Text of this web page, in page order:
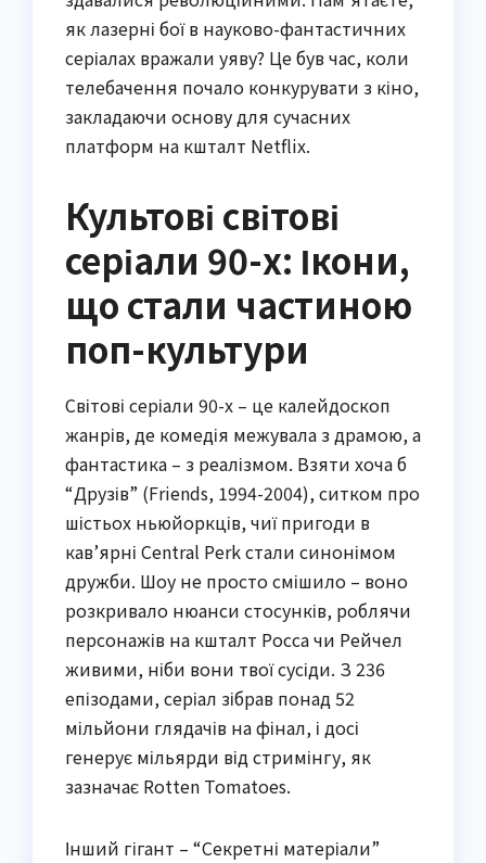
як лазерні бої в науково-фантастичних
серіалах вражали уяву? Це був час, коли
телебачення почало конкурувати з кіно,
закладаючи основу для сучасних
платформ на кшталт Netflix.
Культові світові
серіали 90-х: Ікони,
що стали частиною
поп-культури
Світові серіали 90-х – це калейдоскоп
жанрів, де комедія межувала з драмою, а
фантастика – з реалізмом. Взяти хоча б
“Друзів” (Friends, 1994-2004), ситком про
шістьох ньюйоркців, чиї пригоди в
кав’ярні Central Perk стали синонімом
дружби. Шоу не просто смішило – воно
розкривало нюанси стосунків, роблячи
персонажів на кшталт Росса чи Рейчел
живими, ніби вони твої сусіди. З 236
епізодами, серіал зібрав понад 52
мільйони глядачів на фінал, і досі
генерує мільярди від стримінгу, як
зазначає Rotten Tomatoes.
Інший гігант – “Секретні матеріали”